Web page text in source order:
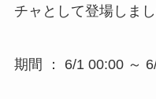
チャとして登場しまし
期間 ： 6/1 00:00 ～